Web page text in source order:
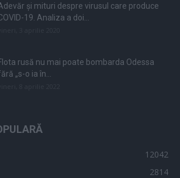
și mituri despre virusul care produce
19. Analiza a doi...
rusă nu mai poate bombarda Odessa
„s-o ia în...
12042
2814